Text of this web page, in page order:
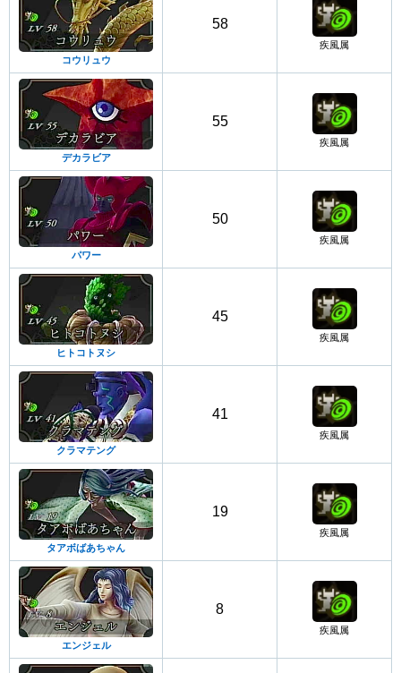
コウリュウ
58
疾風属
デカラビア
55
疾風属
パワー
50
疾風属
ヒトコトヌシ
45
疾風属
クラマテング
41
疾風属
タアボばあちゃん
19
疾風属
エンジェル
8
疾風属